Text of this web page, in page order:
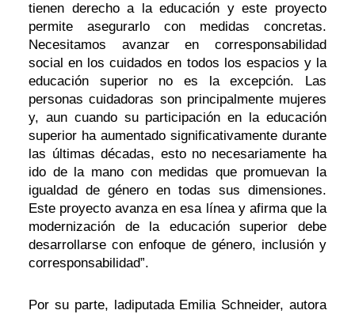
tienen derecho a la educación y este proyecto
permite asegurarlo con medidas concretas.
Necesitamos avanzar en corresponsabilidad
social en los cuidados en todos los espacios y la
educación superior no es la excepción. Las
personas cuidadoras son principalmente mujeres
y, aun cuando su participación en la educación
superior ha aumentado significativamente durante
las últimas décadas, esto no necesariamente ha
ido de la mano con medidas que promuevan la
igualdad de género en todas sus dimensiones.
Este proyecto avanza en esa línea y afirma que la
modernización de la educación superior debe
desarrollarse con enfoque de género, inclusión y
corresponsabilidad”.
Por su parte, ladiputada Emilia Schneider, autora